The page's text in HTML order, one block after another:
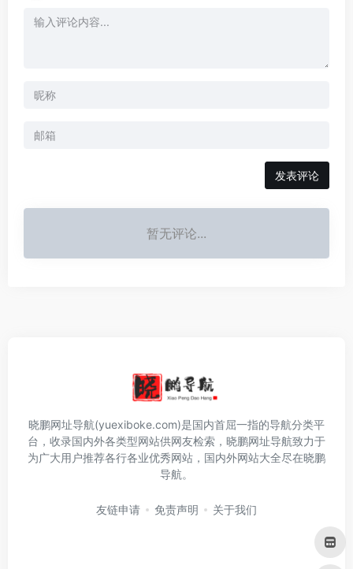
发表评论
暂无评论...
晓鹏网址导航(yuexiboke.com)是国内首屈一指的导航分类平
台，收录国内外各类型网站供网友检索，晓鹏网址导航致力于
为广大用户推荐各行各业优秀网站，国内外网站大全尽在晓鹏
导航。
友链申请 免责声明 关于我们